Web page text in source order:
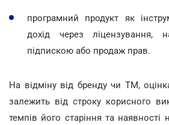
програмний продукт як
дохід через ліцензування,
підпискою або продаж прав.
На відміну від бренду чи ТМ,
залежить від строку корисного
темпів його старіння та